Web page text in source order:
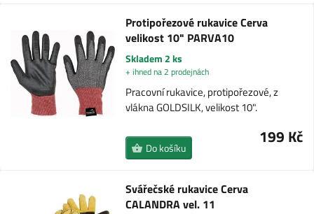
Protipořezové rukavice Cerva
velikost 10" PARVA10
Skladem 2 ks
+ ihned na 2 prodejnách
Pracovní rukavice, protipořezové, z
vlákna GOLDSILK, velikost 10".
199 Kč
Do košíku
Svářečské rukavice Cerva
CALANDRA vel. 11